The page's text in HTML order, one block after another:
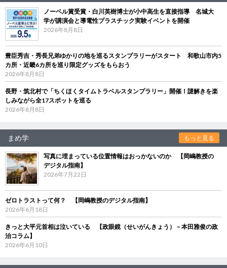
ノーベル賞受賞・白川英樹博士が小中高生を直接指導 名城大
学が講演会と導電性プラスチック実験イベントを開催
2026年8月8日
豊臣秀吉・秀長兄弟ゆかりの地を巡るスタンプラリーがスタート 和歌山市内5
カ所・近畿6カ所を巡り限定グッズをもらおう
2026年8月8日
長野・筑北村で「ちくほくタイムトラベルスタンプラリー」開催！謎解きを楽
しみながら全17スポットを巡る
2026年8月8日
まめ学 もっと見る
写真に埋まっている位置情報はおっかないのか 【岡嶋教授の
デジタル指南】
2026年7月22日
ゼロトラストって何？ 【岡嶋教授のデジタル指南】
2026年6月18日
きっと大平元首相は泣いている 【政眼鏡（せいがんきょう）－本田雅俊の政
治コラム】
2026年6月10日